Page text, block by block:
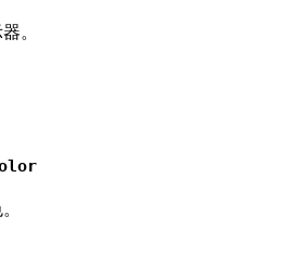
。